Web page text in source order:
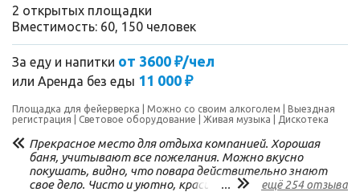
2 открытых площадки
Вместимость: 60, 150 человек
За еду и напитки от 3600 ₽/чел
или Аренда без еды 11 000 ₽
Площадка для фейерверка Можно со своим алкоголем
Выездная
регистрация
Световое оборудование Живая музыка Дискотека
Прекрасное место для отдыха компанией. Хорошая
баня, учитывают все пожелания. Можно вкусно
покушать, видно, что повара действительно знают
свое дело. Чисто и уютно, красивая природа вокруг.
... ещё 254 отзыва